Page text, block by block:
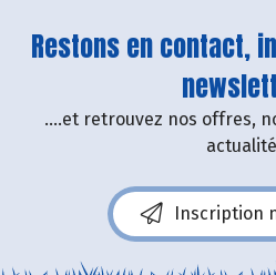
Restons en contact,
....et retrouvez nos offres,
Inscription